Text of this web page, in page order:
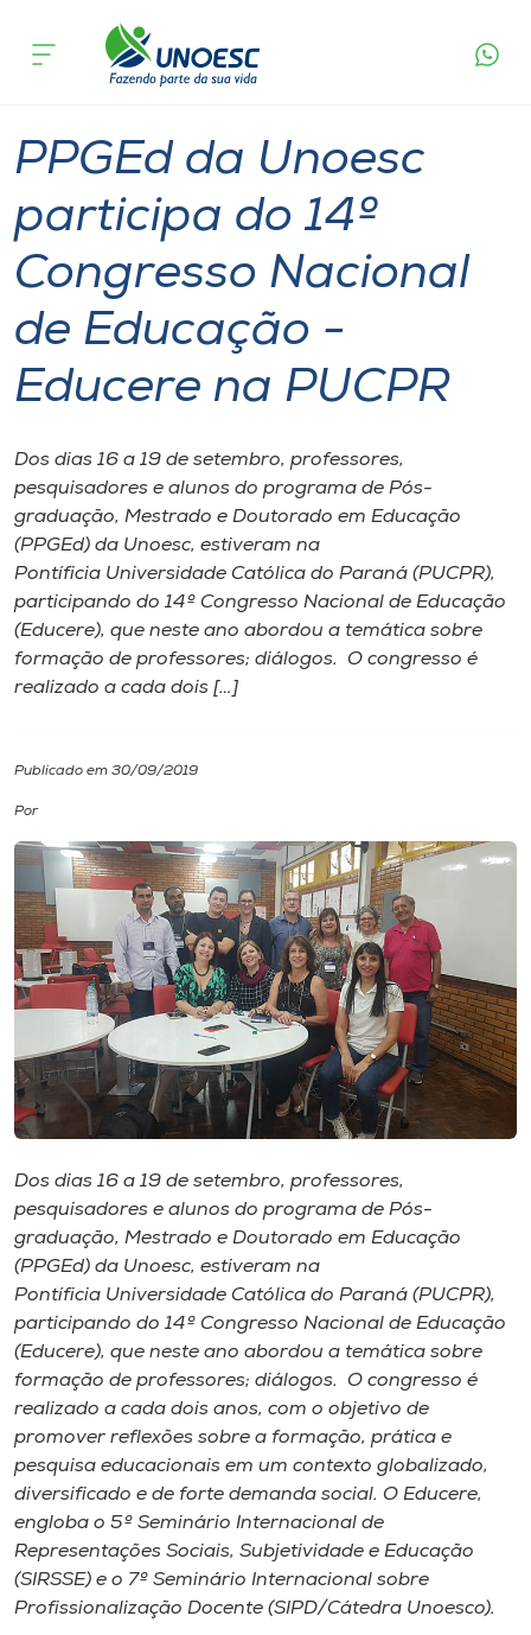
Cursos
Atendimento ao Estudante
Portal de Ensino
Internacionalização
I.nova
Diplomados
Biblioteca
Editora
Rádio
Museu
Unoesc
Store
Selecione
A+
A-
acontece
PPGEd da Unoesc
participa do 14º
Congresso Nacional
de Educação -
Educere na PUCPR
Dos dias 16 a 19 de setembro, professores,
pesquisadores e alunos do programa de Pós-
graduação, Mestrado e Doutorado em Educação
(PPGEd) da Unoesc, estiveram na
Pontíficia Universidade Católica do Paraná (PUCPR),
participando do 14º Congresso Nacional de Educação
(Educere), que neste ano abordou a temática sobre
formação de professores; diálogos. O congresso é
realizado a cada dois […]
Publicado em 30/09/2019
Por
Dos dias 16 a 19 de setembro, professores,
pesquisadores e alunos do programa de Pós-
graduação, Mestrado e Doutorado em Educação
(PPGEd) da Unoesc, estiveram na
Pontíficia Universidade Católica do Paraná (PUCPR),
participando do 14º Congresso Nacional de Educação
(Educere), que neste ano abordou a temática sobre
formação de professores; diálogos. O congresso é
realizado a cada dois anos, com o objetivo de
promover reflexões sobre a formação, prática e
pesquisa educacionais em um contexto globalizado,
diversificado e de forte demanda social. O Educere,
engloba o 5º Seminário Internacional de
Representações Sociais, Subjetividade e Educação
(SIRSSE) e o 7º Seminário Internacional sobre
Profissionalização Docente (SIPD/Cátedra Unoesco).